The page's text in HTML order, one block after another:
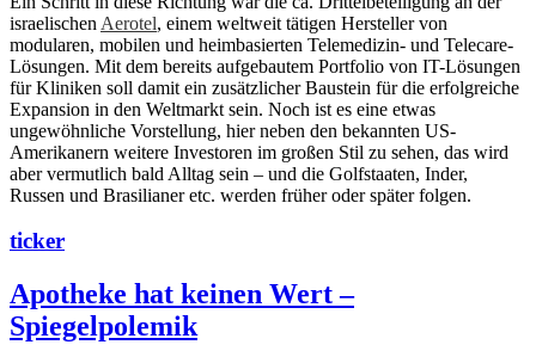
israelischen Aerotel, einem weltweit tätigen Hersteller von
modularen, mobilen und heimbasierten Telemedizin- und Telecare-
Lösungen. Mit dem bereits aufgebautem Portfolio von IT-Lösungen
für Kliniken soll damit ein zusätzlicher Baustein für die erfolgreiche
Expansion in den Weltmarkt sein. Noch ist es eine etwas
ungewöhnliche Vorstellung, hier neben den bekannten US-
Amerikanern weitere Investoren im großen Stil zu sehen, das wird
aber vermutlich bald Alltag sein – und die Golfstaaten, Inder,
Russen und Brasilianer etc. werden früher oder später folgen.
ticker
Apotheke hat keinen Wert –
Spiegelpolemik